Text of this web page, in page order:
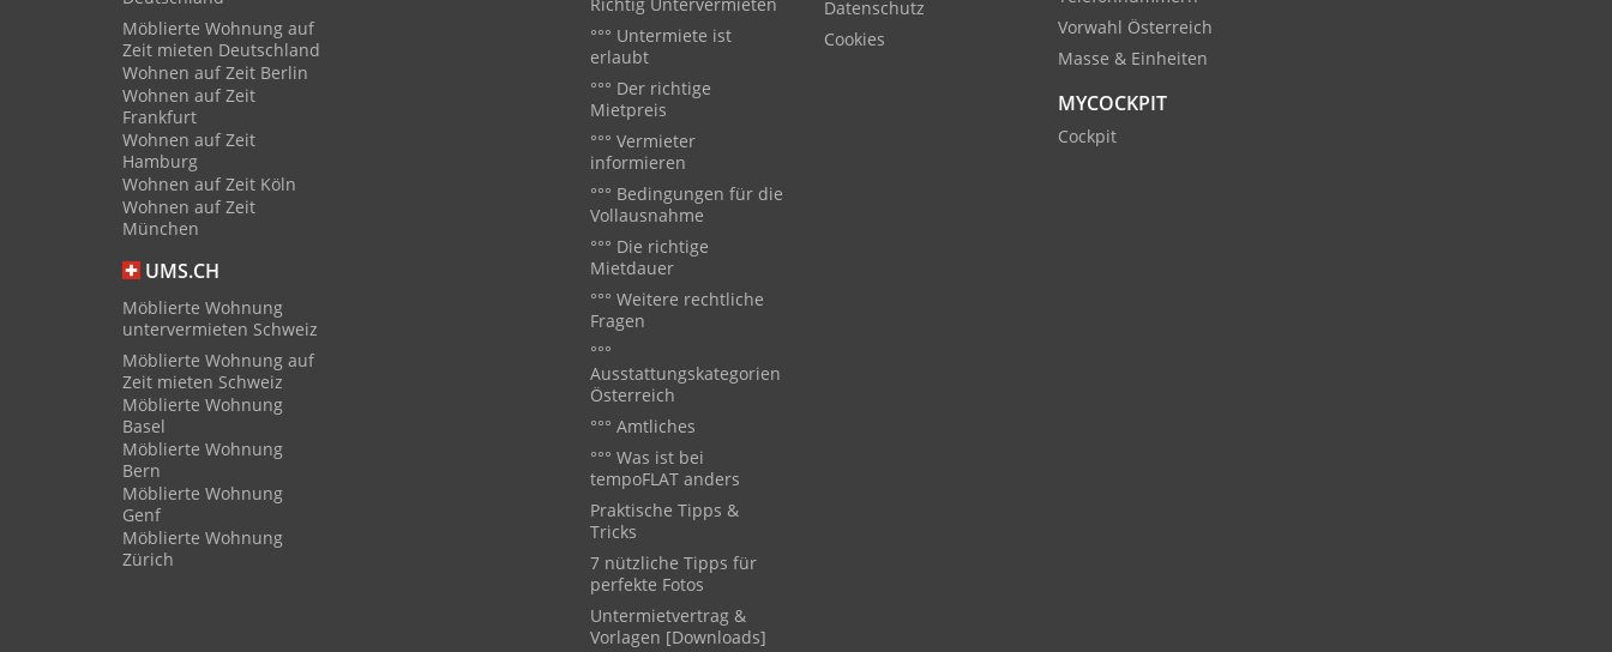
Möblierte Wohnung auf
Zeit mieten Deutschland
Wohnen auf Zeit Berlin
Wohnen auf Zeit
Frankfurt
Wohnen auf Zeit
Hamburg
Wohnen auf Zeit Köln
Wohnen auf Zeit
München
UMS.CH
Möblierte Wohnung
untervermieten Schweiz
Möblierte Wohnung auf
Zeit mieten Schweiz
Möblierte Wohnung
Basel
Möblierte Wohnung
Bern
Möblierte Wohnung
Genf
Möblierte Wohnung
Zürich
°°° Untermiete ist
erlaubt
°°° Der richtige
Mietpreis
°°° Vermieter
informieren
°°° Bedingungen für die
Vollausnahme
°°° Die richtige
Mietdauer
°°° Weitere rechtliche
Fragen
°°°
Ausstattungskategorien
Österreich
°°° Amtliches
°°° Was ist bei
tempoFLAT anders
Praktische Tipps &
Tricks
7 nützliche Tipps für
perfekte Fotos
Untermietvertrag &
Vorlagen [Downloads]
Datenschutz
Cookies
Vorwahl Österreich
Masse & Einheiten
MYCOCKPIT
Cockpit